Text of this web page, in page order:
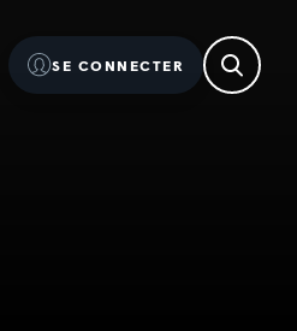
SE CONNECTER